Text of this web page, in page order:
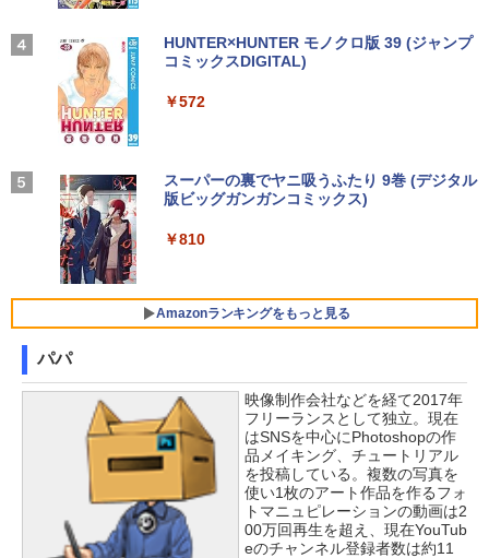
C Webカメラ Windows11 Pro MS offic
e2019 搭載 ノートパソコン 訳あり Let's
レビュー投稿 5年保証｜MS Office 2024
ws11 Office付｜テンキー DVD 搭載｜C
PC Word Excel
超得2,500円OFF&P2倍｜第8世代 office
付き｜楽天1位 三冠獲得｜豪華特典付き
｜最大180日保証｜Core i5 第8世代｜中
古ノートパソコン Windows11 office付
き｜15.6型 テンキー付き｜ノートパソコ
ンWindows11 第8世代｜ノートパソコン
｜パソコン｜PC｜中古PC
井戸潤
最強宮廷指南役のおっさん、追放された
￥792
【2026年アップグレード版】AOKIMI ワイヤ
レスイヤホン bluetooth イヤホン V12 小型
るーとゅーす コードレス ENCノイズキャン
￥1,964
￥3,480
On My Road (Stadium ver.)
On My Road (Stadium ver.)
by Amazon 天然水ラベルレス 2L×9本
￥1,117
【Amazon.co.jp限定】 伊藤園 磨かれて、澄
] [ 水 ] [ ペットボトル ] [ 箱買い ] [ ストック
￥998
HUNTER×HUNTER モノクロ版 39 (ジャンプ
コミックスDIGITAL)
￥572
スーパーの裏でヤニ吸うふたり 9巻 (デジタル
版ビッグガンガンコミックス)
￥810
Amazonランキングをもっと見る
パパ
映像制作会社などを経て2017年
フリーランスとして独立。現在
はSNSを中心にPhotoshopの作
品メイキング、チュートリアル
を投稿している。複数の写真を
使い1枚のアート作品を作るフォ
トマニュピレーションの動画は2
00万回再生を超え、現在YouTub
eのチャンネル登録者数は約11